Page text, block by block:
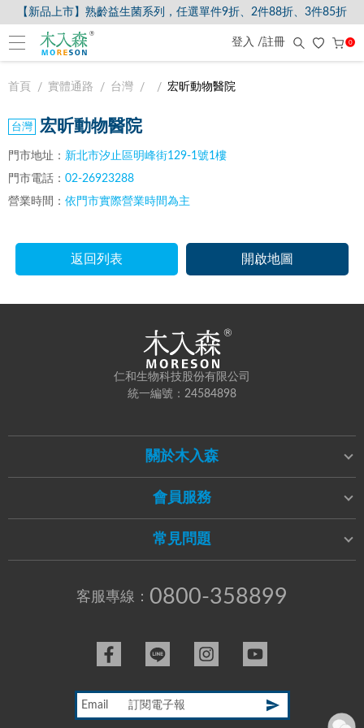
【新品上市】熟齡益生菌系列，任選單件9折、2件88折、3件85折
登入 /註冊 0
首頁 實體通路 台灣 宏昕動物醫院
宏昕動物醫院
門市地址： 新北市汐止區明峰街129-1號1樓
門市電話： 02-26923288
營業時間： 依門市實際營業時間為主
返回列表 開啟地圖
仁和生物科技股份有限公司
統一編號：24584898
關於木入森
會員服務
常見問題
客服專線： 0800-358899
Email